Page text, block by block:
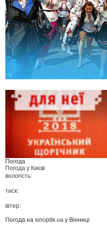
Погода
Погода у Києві
вологість:
тиск:
вітер:
Погода наsinoptik.ua у Вінниці